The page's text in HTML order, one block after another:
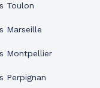
Toulon
Marseille
Montpellier
Perpignan